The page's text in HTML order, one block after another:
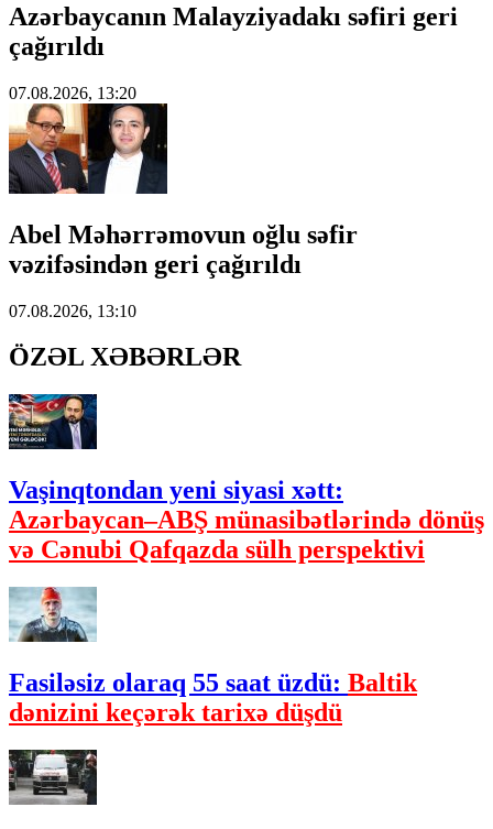
Azərbaycanın Malayziyadakı səfiri geri
çağırıldı
07.08.2026, 13:20
Abel Məhərrəmovun oğlu səfir
vəzifəsindən geri çağırıldı
07.08.2026, 13:10
ÖZƏL XƏBƏRLƏR
Vaşinqtondan yeni siyasi xətt:
Azərbaycan–ABŞ münasibətlərində dönüş
və Cənubi Qafqazda sülh perspektivi
Fasiləsiz olaraq 55 saat üzdü: Baltik
dənizini keçərək tarixə düşdü